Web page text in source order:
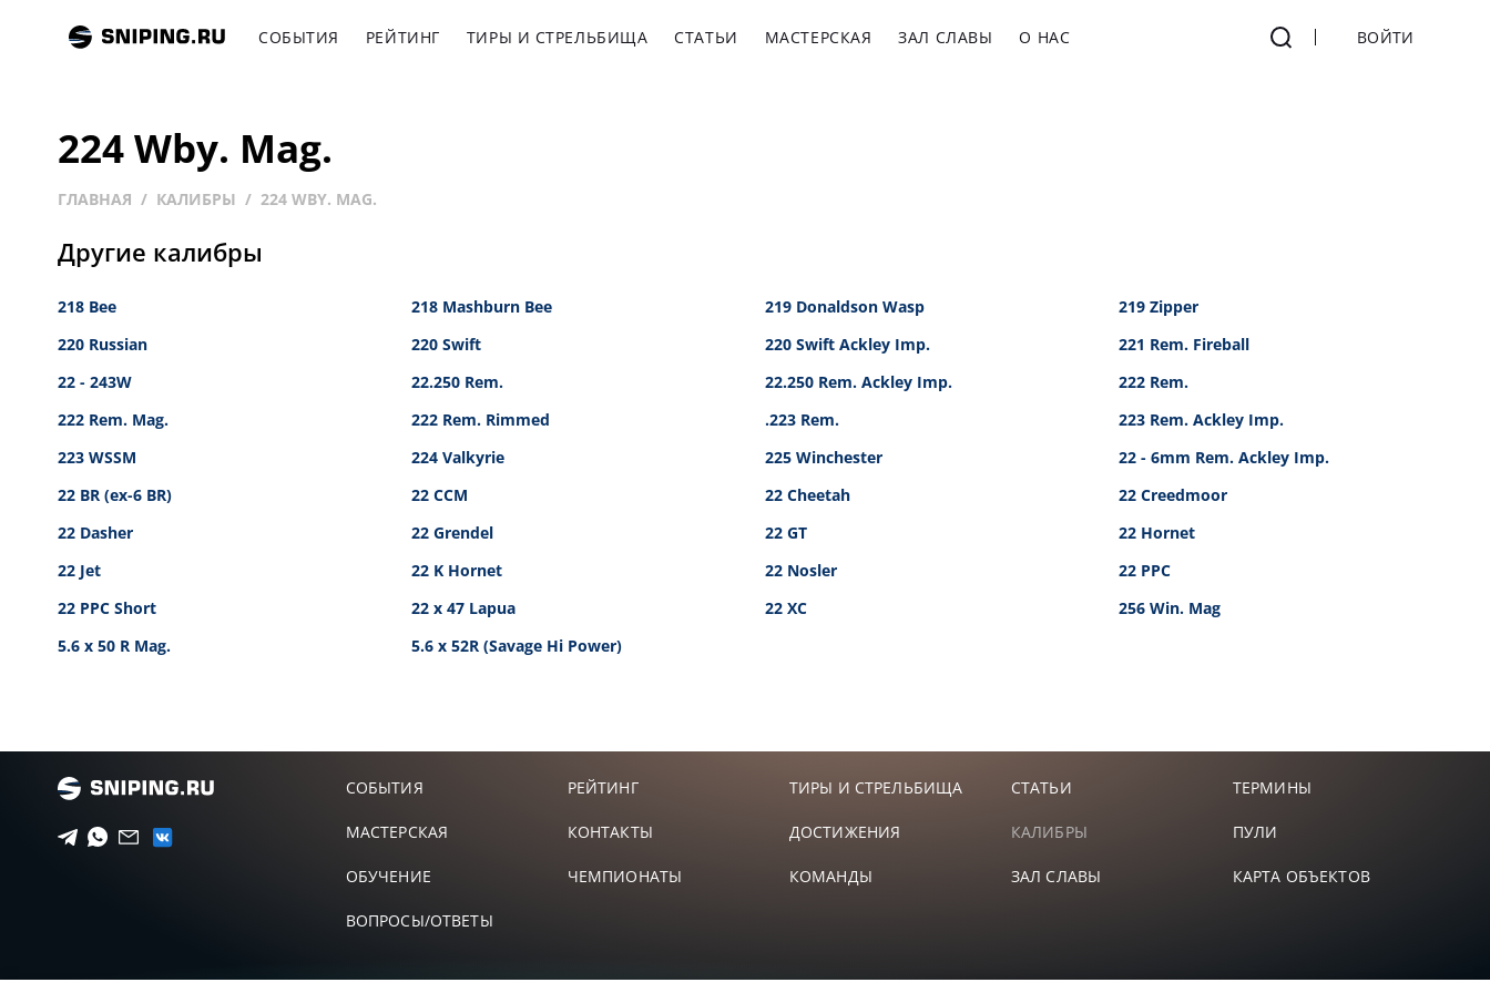
СОБЫТИЯ РЕЙТИНГ ТИРЫ И СТРЕЛЬБИЩА СТАТЬИ МАСТЕРСКАЯ ЗАЛ СЛАВЫ О НАС ВОЙТИ
224 Wby. Mag.
ГЛАВНАЯ КАЛИБРЫ 224 WBY. MAG.
Другие калибры
218 Bee 218 Mashburn Bee 219 Donaldson Wasp
219 Zipper
220 Russian
220 Swift 220 Swift Ackley Imp.
221 Rem. Fireball
22 - 243W
22.250 Rem. 22.250 Rem. Ackley Imp.
222 Rem.
222 Rem. Mag.
222 Rem. Rimmed .223 Rem.
223 Rem. Ackley Imp.
223 WSSM
224 Valkyrie 225 Winchester
22 - 6mm Rem. Ackley Imp.
22 BR (ex-6 BR)
22 CCM 22 Cheetah
22 Creedmoor
22 Dasher
22 Grendel 22 GT
22 Hornet
22 Jet
22 K Hornet 22 Nosler
22 PPC
22 PPC Short
22 x 47 Lapua 22 XC
256 Win. Mag
5.6 x 50 R Mag.
5.6 x 52R (Savage Hi Power)
СОБЫТИЯ РЕЙТИНГ ТИРЫ И СТРЕЛЬБИЩА СТАТЬИ ТЕРМИНЫ
МАСТЕРСКАЯ КОНТАКТЫ ДОСТИЖЕНИЯ КАЛИБРЫ ПУЛИ
ОБУЧЕНИЕ ЧЕМПИОНАТЫ КОМАНДЫ ЗАЛ СЛАВЫ КАРТА ОБЪЕКТОВ
ВОПРОСЫ/ОТВЕТЫ